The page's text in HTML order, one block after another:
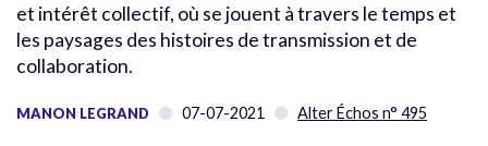
et intérêt collectif, où se jouent à travers le temps et
les paysages des histoires de transmission et de
collaboration.
MANON LEGRAND 07-07-2021 Alter Échos n° 495